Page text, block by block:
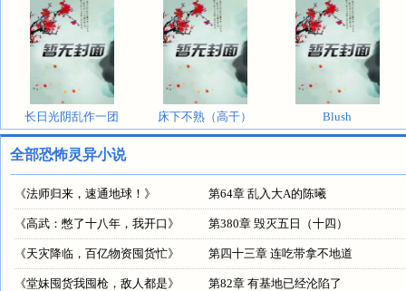
长日光阴乱作一团 床下不熟（高干） Blush
全部恐怖灵异小说
《法师归来，速通地球！ 》 第64章 乱入大A的陈曦
《高武：憋了十八年，我开口 》 第380章 毁灭五日（十四）
《天灾降临，百亿物资囤货忙》 第四十三章 连吃带拿不地道
《堂妹囤货我囤枪，敌人都是》 第82章 有基地已经沦陷了